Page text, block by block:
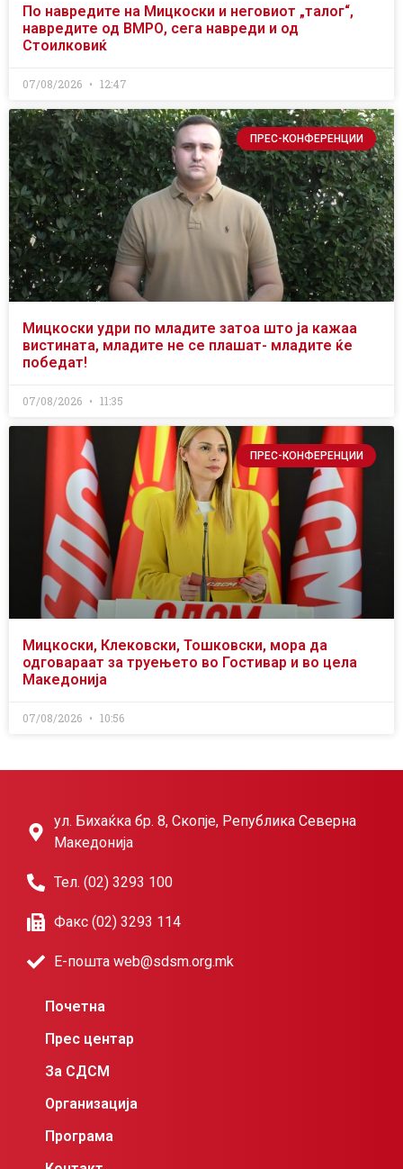
По навредите на Мицкоски и неговиот „талог“,
навредите од ВМРО, сега навреди и од
Стоилковиќ
07/08/2026 12:47
ПРЕС-КОНФЕРЕНЦИИ
Мицкоски удри по младите затоа што ја кажаа
вистината, младите не се плашат- младите ќе
победат!
07/08/2026 11:35
ПРЕС-КОНФЕРЕНЦИИ
Мицкоски, Клековски, Тошковски, мора да
одговараат за труењето во Гостивар и во цела
Македонија
07/08/2026 10:56
ул. Бихаќка бр. 8, Скопје, Република Северна
Македонија
Тел. (02) 3293 100
Факс (02) 3293 114
Е-пошта web@sdsm.org.mk
Почетна
Прес центар
За СДСМ
Организација
Програма